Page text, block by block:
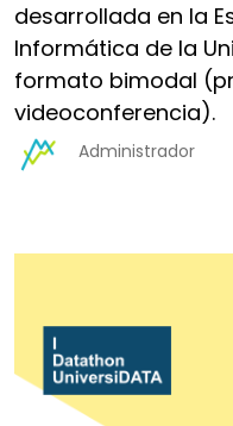
desarrollada en la
Informática de la
formato bimodal
videoconferencia).
Administrador